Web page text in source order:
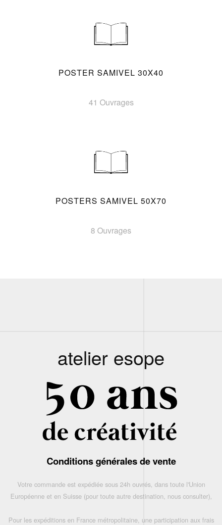
POSTER SAMIVEL 30X40
41 Ouvrages
POSTERS SAMIVEL 50X70
8 Ouvrages
atelier esope
Conditions générales de vente
Votre commande est expédiée sous 24h ouvrés, dans toute l'Union
Européenne et en Suisse (pour toute autre destination, nous consulter),
Pour les expéditions en France métropolitaine, une participation aux frais